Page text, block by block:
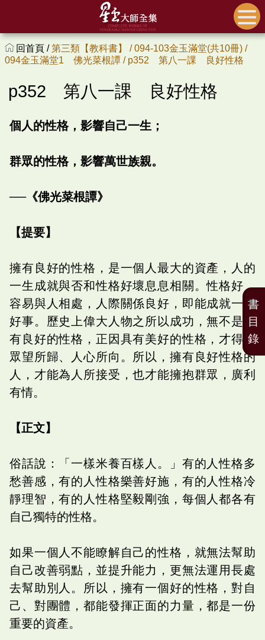
回首頁 /第三類【教科書】 /094-103金玉滿堂(共10冊) /
094金玉滿堂1 佛光菜根譚 / p352 第八一課 良好性格
p352 第八一課 良好性格
個人的性格，影響自己一生；
群眾的性格，影響萬世族親。
──《佛光菜根譚》
【提要】
擁有良好的性格，是一個人最大的資產，人的
一生成就與否和性格好壞息息相關。性格好，
容易與人相處，人際關係良好，即能成就一切
好事。歷史上偉大人物之所以成功，無不是擁
有良好的性格，正因具有美好的性格，才得以
眾望所歸、人心所向。所以，擁有良好性格的
人，才能為人所接受，也才能擁抱群眾，廣利
有情。
【正文】
俗話說：「一樣米養百樣人。」有的人性格多
愁善感，有的人性格樂善好施，有的人性格冷
靜理智，有的人性格堅毅剛強，每個人都各有
自己獨特的性格。
如果一個人不能瞭解自己的性格，就無法幫助
自己改善弱點，並提升能力，更無法運用長處
去幫助別人。所以，擁有一個好的性格，對自
己、對團體，都能發揮正面的力量，都是一份
重要的資產。
書
目
錄